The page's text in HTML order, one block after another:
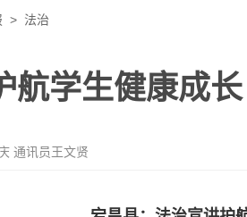
> 法治
航学生健康成长
通讯员王文贤